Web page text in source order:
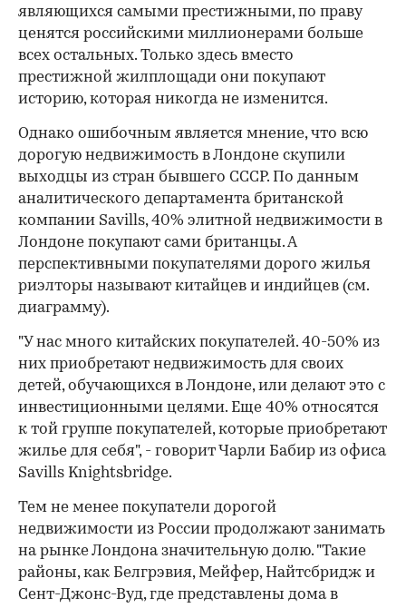
являющихся самыми престижными, по праву
ценятся российскими миллионерами больше
всех остальных. Только здесь вместо
престижной жилплощади они покупают
историю, которая никогда не изменится.
Однако ошибочным является мнение, что всю
дорогую недвижимость в Лондоне скупили
выходцы из стран бывшего СССР. По данным
аналитического департамента британской
компании Savills, 40% элитной недвижимости в
Лондоне покупают сами британцы. А
перспективными покупателями дорого жилья
риэлторы называют китайцев и индийцев (см.
диаграмму).
"У нас много китайских покупателей. 40-50% из
них приобретают недвижимость для своих
детей, обучающихся в Лондоне, или делают это с
инвестиционными целями. Еще 40% относятся
к той группе покупателей, которые приобретают
жилье для себя", - говорит Чарли Бабир из офиса
Savills Knightsbridge.
Тем не менее покупатели дорогой
недвижимости из России продолжают занимать
на рынке Лондона значительную долю. "Такие
районы, как Белгрэвия, Мейфер, Найтсбридж и
Сент-Джонс-Вуд, где представлены дома в